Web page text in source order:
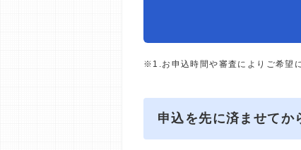
※1.お申込時間や審査によりご希望
申込を先に済ませてか